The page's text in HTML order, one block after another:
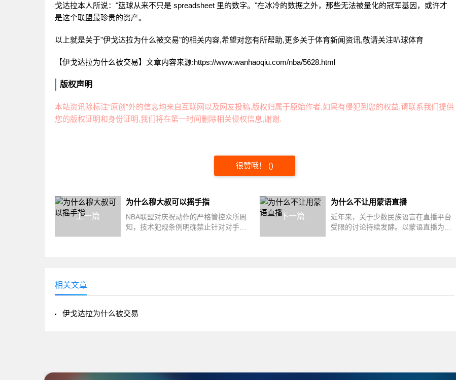
戈达拉本人所说："篮球从来不只是 spreadsheet 里的数字。"在冰冷的数据之外，那些无法被量化的冠军基因，或许才
是这个联盟最珍贵的资产。
以上就是关于"伊戈达拉为什么被交易"的相关内容,希望对您有所帮助,更多关于体育新闻资讯,敬请关注叭球体育
【伊戈达拉为什么被交易】文章内容来源:https://www.wanhaoqiu.com/nba/5628.html
版权声明
本站资讯除标注“原创”外的信息均来自互联网以及网友投稿,版权归属于原始作者,如果有侵犯到您的权益,请联系我们提供
您的版权证明和身份证明,我们将在第一时间删除相关侵权信息,谢谢.
很赞哦！ ()
上一篇
为什么穆大叔可以摇手指
NBA联盟对庆祝动作的严格管控众所周
知，技术犯规条例明确禁止针对对手的
下一篇
为什么不让用蒙语直播
近年来，关于少数民族语言在直播平台
受限的讨论持续发酵。以蒙语直播为
相关文章
伊戈达拉为什么被交易